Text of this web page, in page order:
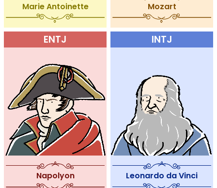
Marie Antoinette Mozart
ENTJ
Napolyon
INTJ
Leonardo da Vinci